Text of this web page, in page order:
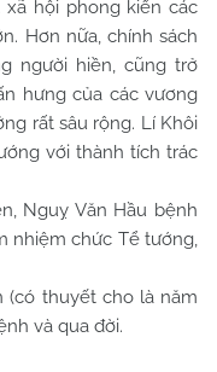
hội phong kiến các
Hơn nữa, chính sách
người hiền, cũng trở
hưng của các vương
rất sâu rộng. Lí Khôi
với thành tích trác
Văn Hầu bệnh
nhiệm chức Tể tướng,
thuyết cho là năm
và qua đời.